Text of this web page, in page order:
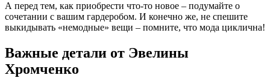
А перед тем, как приобрести что-то новое – подумайте о
сочетании с вашим гардеробом. И конечно же, не спешите
выкидывать «немодные» вещи – помните, что мода циклична!
Важные детали от Эвелины
Хромченко